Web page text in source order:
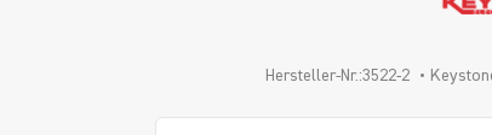
Hersteller-Nr.:3522-2